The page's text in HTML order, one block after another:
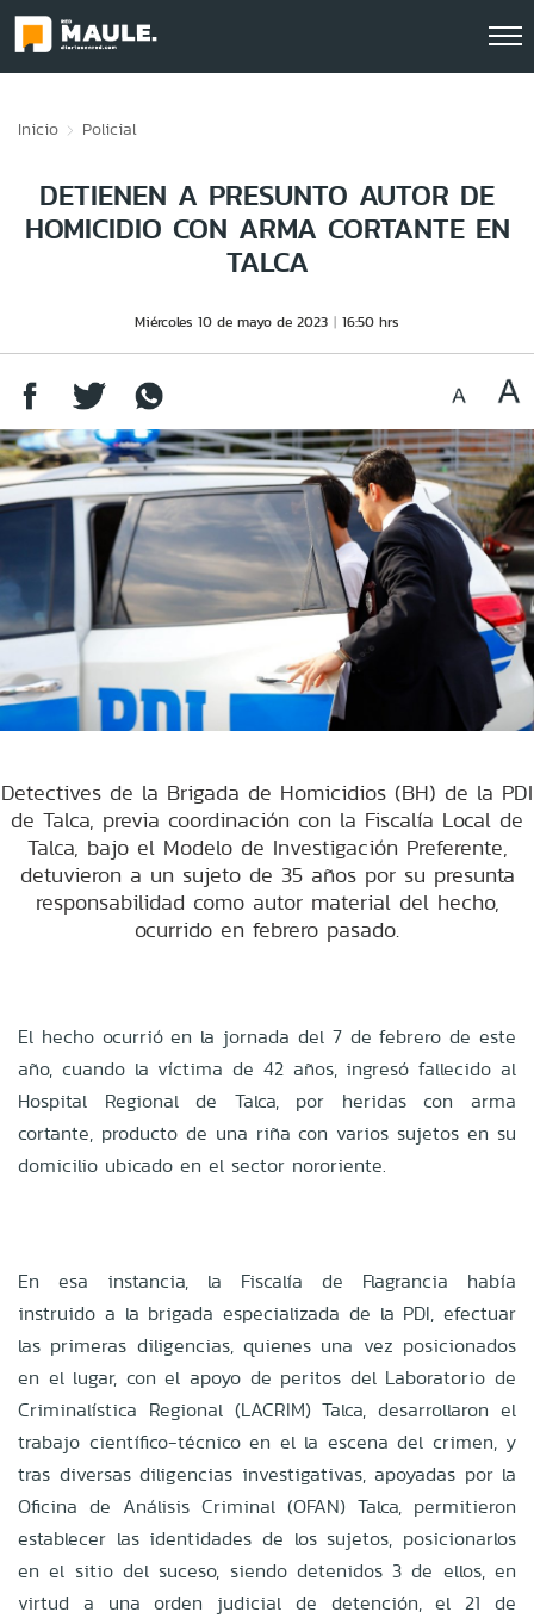
Inicio Policial
DETIENEN A PRESUNTO AUTOR DE
HOMICIDIO CON ARMA CORTANTE EN
TALCA
Miércoles 10 de mayo de 2023 16:50 hrs
Detectives de la Brigada de Homicidios (BH) de la PDI
de Talca, previa coordinación con la Fiscalía Local de
Talca, bajo el Modelo de Investigación Preferente,
detuvieron a un sujeto de 35 años por su presunta
responsabilidad como autor material del hecho,
ocurrido en febrero pasado.
El hecho ocurrió en la jornada del 7 de febrero de este
año, cuando la víctima de 42 años, ingresó fallecido al
Hospital Regional de Talca, por heridas con arma
cortante, producto de una riña con varios sujetos en su
domicilio ubicado en el sector nororiente.
En esa instancia, la Fiscalía de Flagrancia había
instruido a la brigada especializada de la PDI, efectuar
las primeras diligencias, quienes una vez posicionados
en el lugar, con el apoyo de peritos del Laboratorio de
Criminalística Regional (LACRIM) Talca, desarrollaron el
trabajo científico-técnico en el la escena del crimen, y
tras diversas diligencias investigativas, apoyadas por la
Oficina de Análisis Criminal (OFAN) Talca, permitieron
establecer las identidades de los sujetos, posicionarlos
en el sitio del suceso, siendo detenidos 3 de ellos, en
virtud a una orden judicial de detención, el 21 de